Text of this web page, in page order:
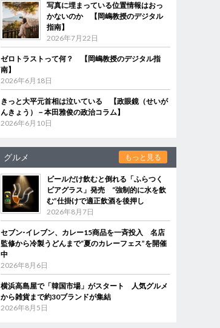
写真に埋まっている位置情報はおっ
かないのか 【岡嶋教授のデジタル
指南】
2026年7月22日
ゼロトラストって何？ 【岡嶋教授のデジタル指
南】
2026年6月18日
きっと大平元首相は泣いている 【政眼鏡（せいが
んきょう）－本田雅俊の政治コラム】
2026年6月10日
グルメ もっと見る
ビールだけ飲むと倒れる「ふらつく
ビアグラス」発売 “強制的に水を飲
む”仕掛けで適正飲酒を後押し
2026年8月7日
セブン‐イレブン、カレー15商品を一斉投入 名店
監修から冷製うどんまで“夏のカレーフェス”を開催
中
2026年8月6日
横浜高島屋で「韓国市場」がスタート 人気グルメ
から雑貨まで約30ブランドが集結
2026年8月5日